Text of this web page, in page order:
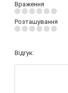
Враження
Розташування
Відгук: